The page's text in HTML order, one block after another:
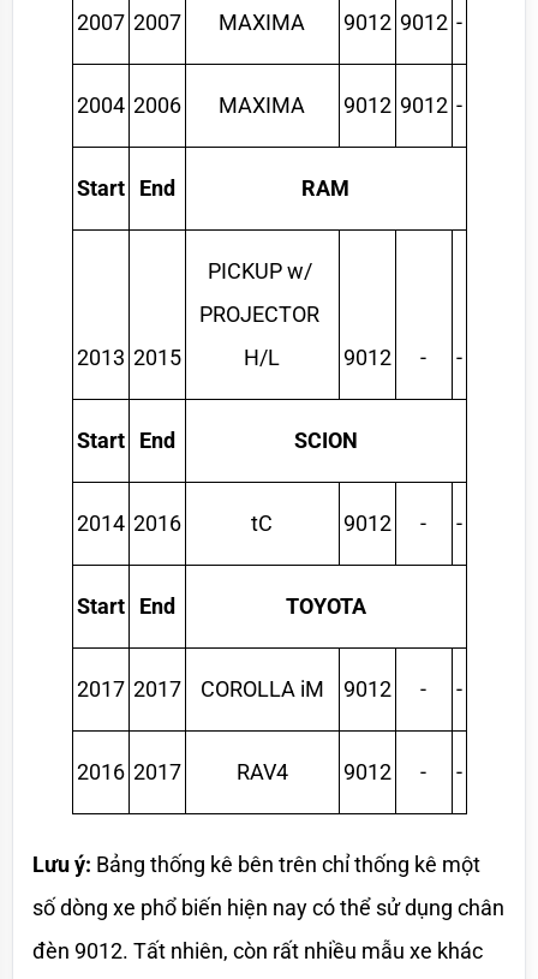
2007 2007 MAXIMA 9012 9012 -
2004 2006 MAXIMA 9012 9012 -
Start End RAM
2013 2015
PICKUP w/
PROJECTOR
H/L
9012 - -
Start End SCION
2014 2016 tC 9012 - -
Start End TOYOTA
2017 2017 COROLLA iM 9012 - -
2016 2017 RAV4 9012 - -
Lưu ý: Bảng thống kê bên trên chỉ thống kê một
số dòng xe phổ biến hiện nay có thể sử dụng chân
đèn 9012. Tất nhiên, còn rất nhiều mẫu xe khác